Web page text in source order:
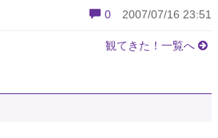
0 2007/07/16 23:51
観てきた！一覧へ